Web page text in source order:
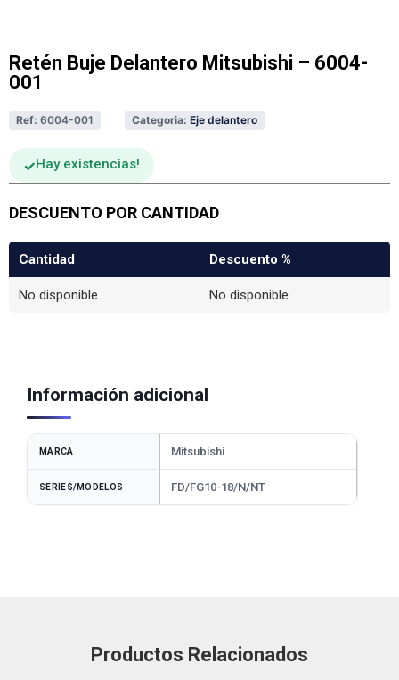
Retén Buje Delantero Mitsubishi – 6004-
001
Ref: 6004-001 Categoria: Eje delantero
Hay existencias
DESCUENTO POR CANTIDAD
Cantidad Descuento %
No disponible No disponible
Información adicional
MARCA Mitsubishi
SERIES/MODELOS FD/FG10-18/N/NT
Productos Relacionados